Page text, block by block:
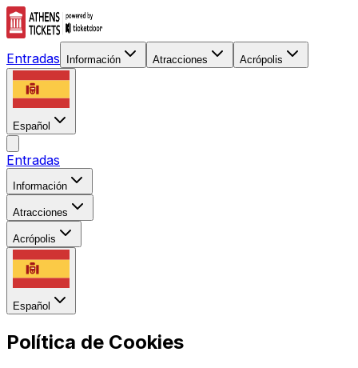
Entradas Información Atracciones Acrópolis
Español
Entradas
Información
Atracciones
Acrópolis
Español
Política de Cookies